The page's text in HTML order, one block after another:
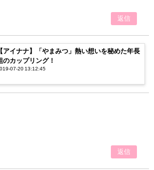
返信
【アイナナ】「やまみつ」熱い想いを秘めた年長
のカップリング！
07-20 13:12:45
返信